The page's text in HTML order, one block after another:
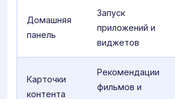
Домашняя
панель
Запуск
приложений и
виджетов
Карточки
контента
Рекомендации
фильмов и